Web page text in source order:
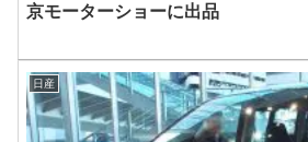
京モーターショーに出品
日産